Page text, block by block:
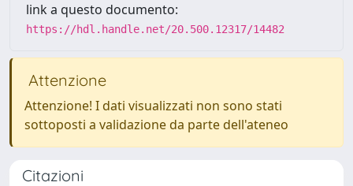
link a questo documento:
https://hdl.handle.net/20.500.12317/14482
Attenzione
Attenzione! I dati visualizzati non sono stati
sottoposti a validazione da parte dell'ateneo
Citazioni